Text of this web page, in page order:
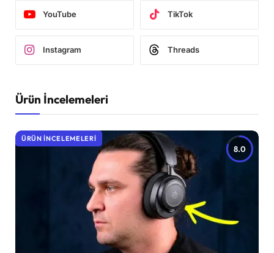
YouTube TikTok
Instagram Threads
Ürün İncelemeleri
8.0
ÜRÜN İNCELEMELERI